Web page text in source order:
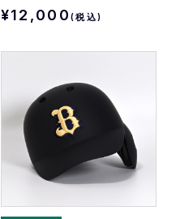
¥12,000(税込)